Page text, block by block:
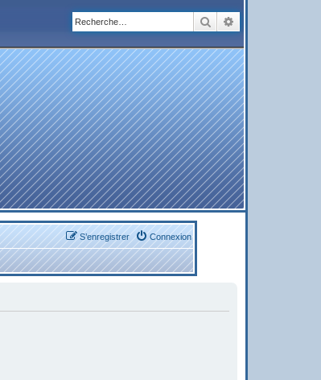
Rechercher
Connexion
S’enregistrer